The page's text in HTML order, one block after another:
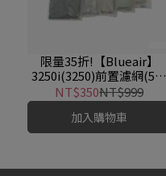
限量35折!【Blueair】
3250i(3250)前置濾網(5色
可選)
NT$350NT$999
加入購物車